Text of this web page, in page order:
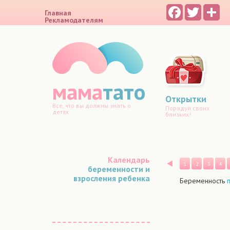
Главная
Рекламодателям
FacebookTwitter
маматато
Все, что вы должны знать о
детях
Открытки
Порадуй своих
близких!
Календарь
беременности и
взросления ребенка
Назад
1 2 3 4
Беременность